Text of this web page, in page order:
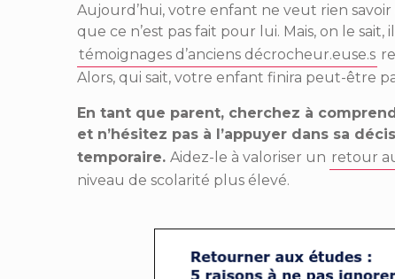
Aujourd’hui, votre enfant ne veut rien
que ce n’est pas fait pour lui. Mais, on le
témoignages d’anciens décrocheur.euse.s
Alors, qui sait, votre enfant finira peut-être
En tant que parent, cherchez à
et n’hésitez pas à l’appuyer dans sa
temporaire. Aidez-le à valoriser un retour
niveau de scolarité plus élevé.